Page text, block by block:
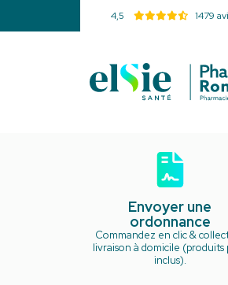
4,5 1479
Envoyer une
ordonnance
Commandez en clic &
livraison à domicile (produits
inclus).